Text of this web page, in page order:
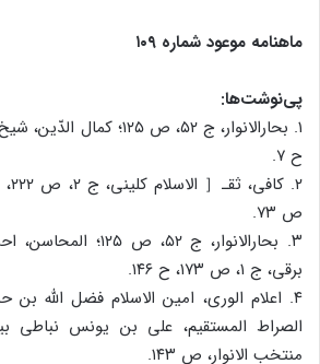
ماهنامه موعود شماره ۱۰۹
پی‌نوشت‌ها:
ح ۷.
ص ۷۳.
۳. بحارالانوار، ج ۵۲،
برقی، ج ۱، ص ۱۷۳، ح ۱۴۶.
منتخب الانوار، ص ۱۴۳.